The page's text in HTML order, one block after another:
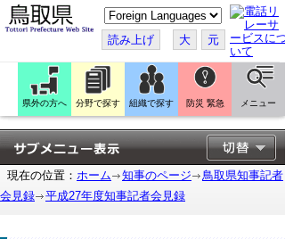
こ
の
ペ
ー
ジ
翻
訳
す
る
読み上げ 大 元
県外の方へ 分野で探す 組織で探す 防災 緊急 メニュー
現在の位置： ホーム 知事のページ
鳥取県知事記者
会見録
平成27年度知事記者会見録